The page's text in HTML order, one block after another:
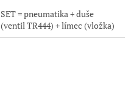
SET = pneumatika + duše
(ventil TR444) + límec (vložka)